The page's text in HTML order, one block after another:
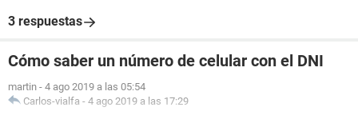
3 respuestas
Cómo saber un número de celular con el DNI
martin - 4 ago 2019 a las 05:54
Carlos-vialfa - 4 ago 2019 a las 17:29